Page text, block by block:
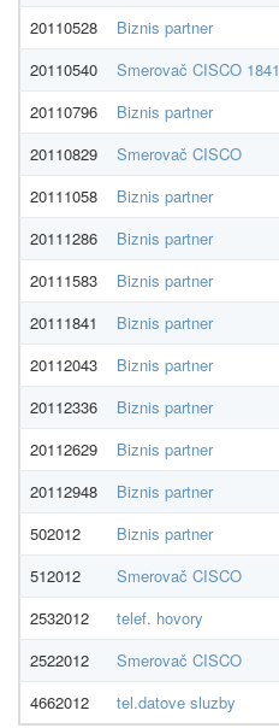
20110528
Biznis partner
20110540
Smerovač CISCO 1841
20110796
Biznis partner
20110829
Smerovač CISCO
20111058
Biznis partner
20111286
Biznis partner
20111583
Biznis partner
20111841
Biznis partner
20112043
Biznis partner
20112336
Biznis partner
20112629
Biznis partner
20112948
Biznis partner
502012
Biznis partner
512012
Smerovač CISCO
2532012
telef. hovory
2522012
Smerovač CISCO
4662012
tel.datove sluzby